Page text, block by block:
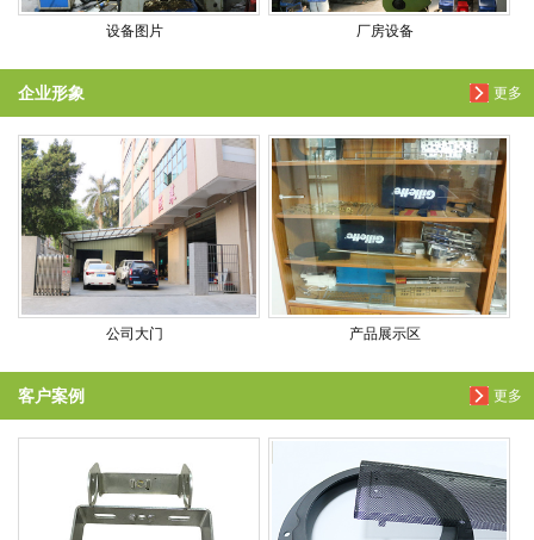
设备图片 厂房设备
更多
企业形象
公司大门 产品展示区
更多
客户案例